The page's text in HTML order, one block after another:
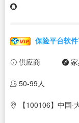
保险平台软
供应商
50-99人
【100106】中国